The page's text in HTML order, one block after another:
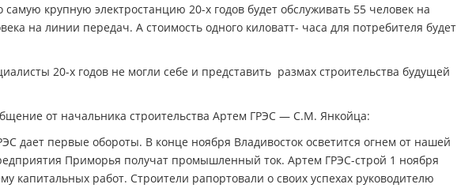
крупную электростанцию 20-х годов будет обслуживать 55 человек на
на линии передач. А стоимость одного киловатт- часа для потребителя будет
20-х годов не могли себе и представить размах строительства будущей
от начальника строительства Артем ГРЭС — С.М. Янкойца:
дает первые обороты. В конце ноября Владивосток осветится огнем от нашей
Приморья получат промышленный ток. Артем ГРЭС-строй 1 ноября
капитальных работ. Строители рапортовали о своих успехах руководителю